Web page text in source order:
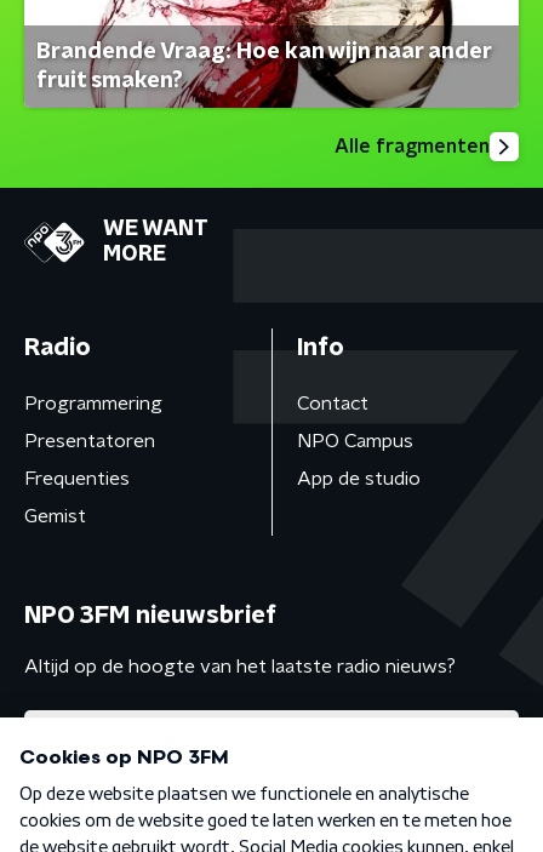
Brandende Vraag: Hoe kan wijn naar ander
fruit smaken?
Alle fragmenten
WE WANT
MORE
Radio
Programmering
Presentatoren
Frequenties
Gemist
Info
Contact
NPO Campus
App de studio
NPO 3FM nieuwsbrief
Altijd op de hoogte van het laatste radio nieuws?